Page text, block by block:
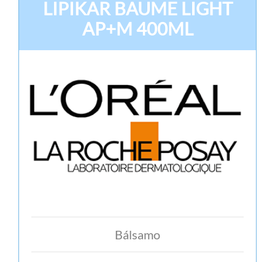
LIPIKAR BAUME LIGHT
AP+M 400ML
Bálsamo